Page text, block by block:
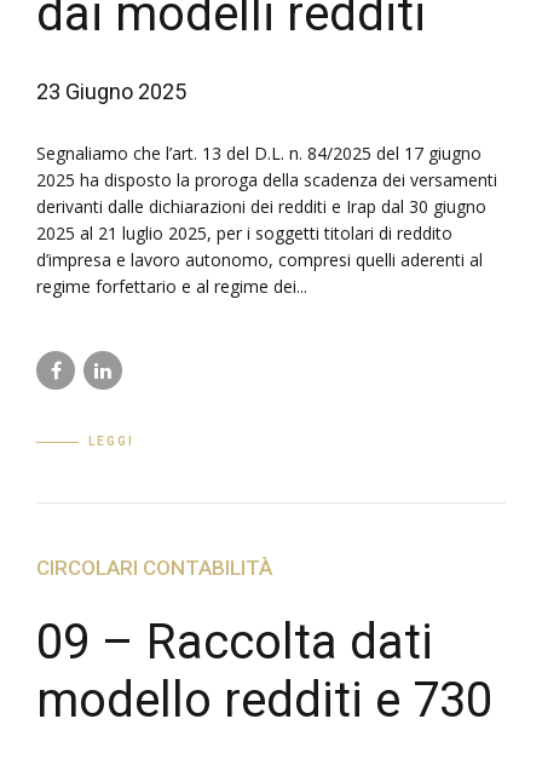
dai modelli redditi
23 Giugno 2025
Segnaliamo che l’art. 13 del D.L. n. 84/2025 del 17 giugno
2025 ha disposto la proroga della scadenza dei versamenti
derivanti dalle dichiarazioni dei redditi e Irap dal 30 giugno
2025 al 21 luglio 2025, per i soggetti titolari di reddito
d’impresa e lavoro autonomo, compresi quelli aderenti al
regime forfettario e al regime dei...
LEGGI
CIRCOLARI CONTABILITÀ
09 – Raccolta dati
modello redditi e 730